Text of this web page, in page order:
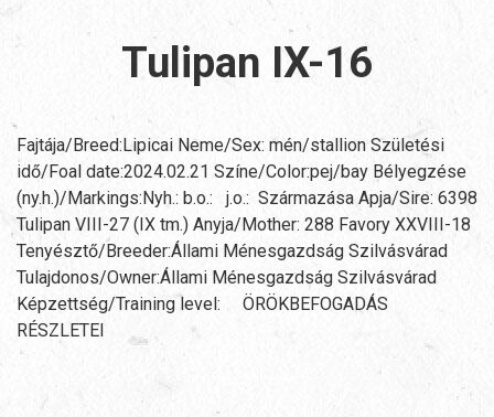
Tulipan IX-16
Fajtája/Breed:Lipicai Neme/Sex: mén/stallion Születési
idő/Foal date:2024.02.21 Színe/Color:pej/bay Bélyegzése
(ny.h.)/Markings:Nyh.: b.o.: j.o.: Származása Apja/Sire: 6398
Tulipan VIII-27 (IX tm.) Anyja/Mother: 288 Favory XXVIII-18
Tenyésztő/Breeder:Állami Ménesgazdság Szilvásvárad
Tulajdonos/Owner:Állami Ménesgazdság Szilvásvárad
Képzettség/Training level: ÖRÖKBEFOGADÁS
RÉSZLETEI